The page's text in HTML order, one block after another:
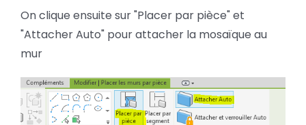
On clique ensuite sur "Placer par pièce" et
"Attacher Auto" pour attacher la mosaïque au
mur